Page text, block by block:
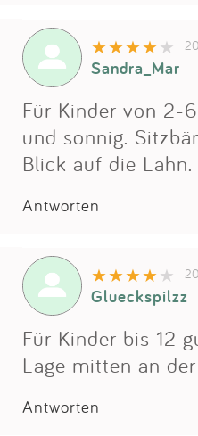
Sandra_Mar
Für Kinder von 2-
und sonnig.
Blick auf die Lahn.
Antworten
Glueckspilzz
Für Kinder bis 12
Lage mitten an
Antworten